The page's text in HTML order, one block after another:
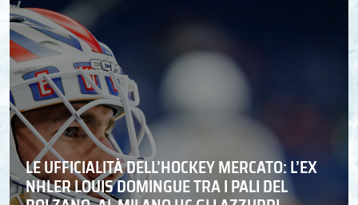
LE UFFICIALITÀ DELL’HOCKEY MERCATO: L’EX
NHLER LOUIS DOMINGUE TRA I PALI DEL